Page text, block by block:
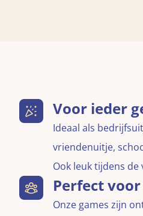
Voor ieder
Ideaal als
vriendenuitje,
Ook leuk tijdens
Perfect
Onze games zijn